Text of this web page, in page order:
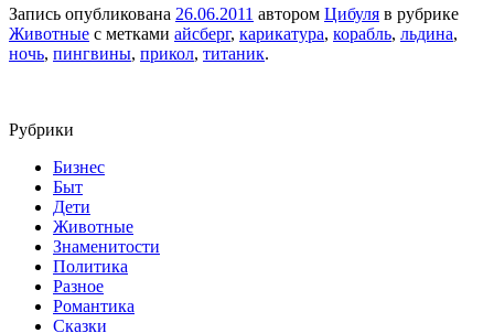
Запись опубликована 26.06.2011 автором Цибуля в рубрике
Животные с метками айсберг, карикатура, корабль, льдина,
ночь, пингвины, прикол, титаник.
Рубрики
Бизнес
Быт
Дети
Животные
Знаменитости
Политика
Разное
Романтика
Сказки